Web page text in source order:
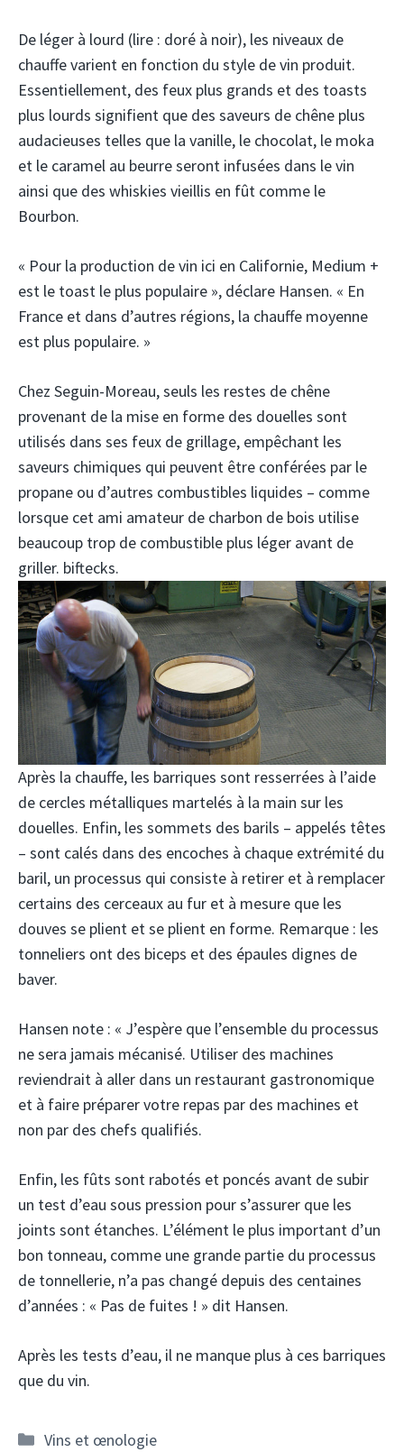
De léger à lourd (lire : doré à noir), les niveaux de
chauffe varient en fonction du style de vin produit.
Essentiellement, des feux plus grands et des toasts
plus lourds signifient que des saveurs de chêne plus
audacieuses telles que la vanille, le chocolat, le moka
et le caramel au beurre seront infusées dans le vin
ainsi que des whiskies vieillis en fût comme le
Bourbon.
« Pour la production de vin ici en Californie, Medium +
est le toast le plus populaire », déclare Hansen. « En
France et dans d’autres régions, la chauffe moyenne
est plus populaire. »
Chez Seguin-Moreau, seuls les restes de chêne
provenant de la mise en forme des douelles sont
utilisés dans ses feux de grillage, empêchant les
saveurs chimiques qui peuvent être conférées par le
propane ou d’autres combustibles liquides – comme
lorsque cet ami amateur de charbon de bois utilise
beaucoup trop de combustible plus léger avant de
griller. biftecks.
Après la chauffe, les barriques sont resserrées à l’aide
de cercles métalliques martelés à la main sur les
douelles. Enfin, les sommets des barils – appelés têtes
– sont calés dans des encoches à chaque extrémité du
baril, un processus qui consiste à retirer et à remplacer
certains des cerceaux au fur et à mesure que les
douves se plient et se plient en forme. Remarque : les
tonneliers ont des biceps et des épaules dignes de
baver.
Hansen note : « J’espère que l’ensemble du processus
ne sera jamais mécanisé. Utiliser des machines
reviendrait à aller dans un restaurant gastronomique
et à faire préparer votre repas par des machines et
non par des chefs qualifiés.
Enfin, les fûts sont rabotés et poncés avant de subir
un test d’eau sous pression pour s’assurer que les
joints sont étanches. L’élément le plus important d’un
bon tonneau, comme une grande partie du processus
de tonnellerie, n’a pas changé depuis des centaines
d’années : « Pas de fuites ! » dit Hansen.
Après les tests d’eau, il ne manque plus à ces barriques
que du vin.
Catégories
Vins et œnologie